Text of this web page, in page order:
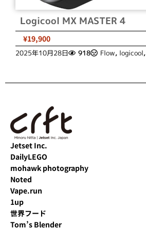
Logicool MX MASTER 4
¥19,900
2025年10月28日 918 Flow, logicool,
Jetset Inc.
DailyLEGO
mohawk photography
Noted
Vape.run
1up
世界フード
Tom’s Blender